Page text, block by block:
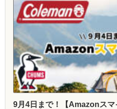
9月4日まで！【Amazonス